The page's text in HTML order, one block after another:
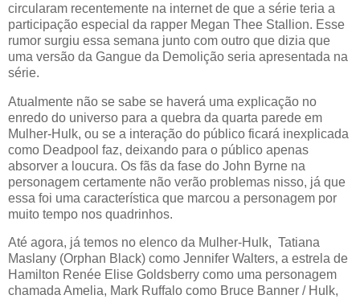
circularam recentemente na internet de que a série teria a
participação especial da rapper Megan Thee Stallion. Esse
rumor surgiu essa semana junto com outro que dizia que
uma versão da Gangue da Demolição seria apresentada na
série.
Atualmente não se sabe se haverá uma explicação no
enredo do universo para a quebra da quarta parede em
Mulher-Hulk, ou se a interação do público ficará inexplicada
como Deadpool faz, deixando para o público apenas
absorver a loucura. Os fãs da fase do John Byrne na
personagem certamente não verão problemas nisso, já que
essa foi uma característica que marcou a personagem por
muito tempo nos quadrinhos.
Até agora, já temos no elenco da Mulher-Hulk, Tatiana
Maslany (Orphan Black) como Jennifer Walters, a estrela de
Hamilton Renée Elise Goldsberry como uma personagem
chamada Amelia, Mark Ruffalo como Bruce Banner / Hulk,